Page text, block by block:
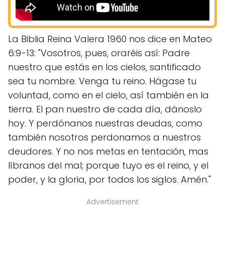
La Biblia Reina Valera 1960 nos dice en Mateo
6:9-13: "Vosotros, pues, oraréis así: Padre
nuestro que estás en los cielos, santificado
sea tu nombre. Venga tu reino. Hágase tu
voluntad, como en el cielo, así también en la
tierra. El pan nuestro de cada día, dánoslo
hoy. Y perdónanos nuestras deudas, como
también nosotros perdonamos a nuestros
deudores. Y no nos metas en tentación, mas
líbranos del mal; porque tuyo es el reino, y el
poder, y la gloria, por todos los siglos. Amén."
Advertisement